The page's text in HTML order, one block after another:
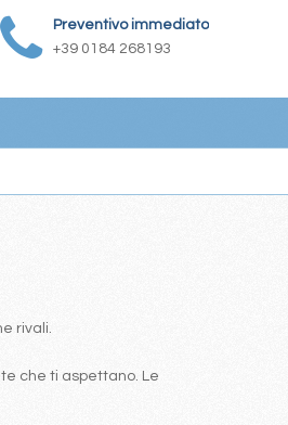
Preventivo immediato
+39 0184 268193
rivali.
che ti aspettano. Le